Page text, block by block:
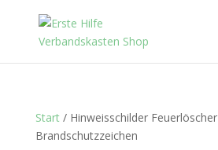
Start/ Hinweisschilder Feuerlöscher
Brandschutzzeichen